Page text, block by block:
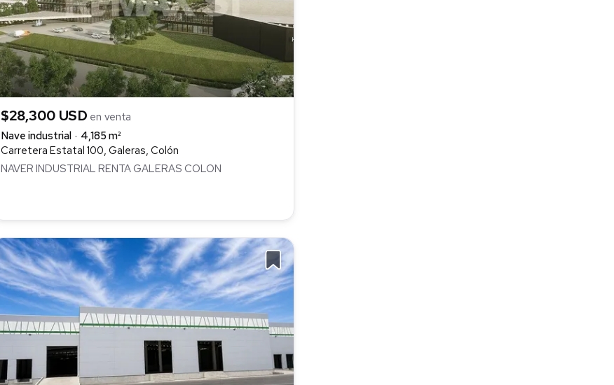
$28,300 USD en venta
Nave industrial
4,185 m²
Carretera Estatal 100, Galeras, Colón
NAVER INDUSTRIAL RENTA GALERAS COLON